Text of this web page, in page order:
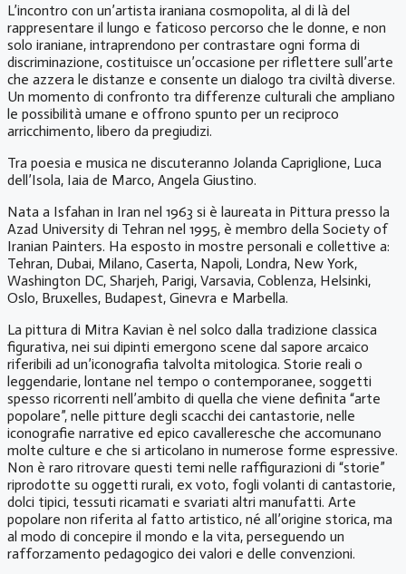
L’incontro con un’artista iraniana cosmopolita, al di là del
rappresentare il lungo e faticoso percorso che le donne, e non
solo iraniane, intraprendono per contrastare ogni forma di
discriminazione, costituisce un’occasione per riflettere sull’arte
che azzera le distanze e consente un dialogo tra civiltà diverse.
Un momento di confronto tra differenze culturali che ampliano
le possibilità umane e offrono spunto per un reciproco
arricchimento, libero da pregiudizi.
Tra poesia e musica ne discuteranno Jolanda Capriglione, Luca
dell’Isola, Iaia de Marco, Angela Giustino.
Nata a Isfahan in Iran nel 1963 si è laureata in Pittura presso la
Azad University di Tehran nel 1995, è membro della Society of
Iranian Painters. Ha esposto in mostre personali e collettive a:
Tehran, Dubai, Milano, Caserta, Napoli, Londra, New York,
Washington DC, Sharjeh, Parigi, Varsavia, Coblenza, Helsinki,
Oslo, Bruxelles, Budapest, Ginevra e Marbella.
La pittura di Mitra Kavian è nel solco dalla tradizione classica
figurativa, nei sui dipinti emergono scene dal sapore arcaico
riferibili ad un’iconografia talvolta mitologica. Storie reali o
leggendarie, lontane nel tempo o contemporanee, soggetti
spesso ricorrenti nell’ambito di quella che viene definita “arte
popolare”, nelle pitture degli scacchi dei cantastorie, nelle
iconografie narrative ed epico cavalleresche che accomunano
molte culture e che si articolano in numerose forme espressive.
Non è raro ritrovare questi temi nelle raffigurazioni di “storie”
riprodotte su oggetti rurali, ex voto, fogli volanti di cantastorie,
dolci tipici, tessuti ricamati e svariati altri manufatti. Arte
popolare non riferita al fatto artistico, né all’origine storica, ma
al modo di concepire il mondo e la vita, perseguendo un
rafforzamento pedagogico dei valori e delle convenzioni.